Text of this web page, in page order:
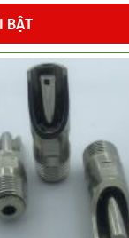
BẬT
CHI TIẾT ĐẶT HÀNG